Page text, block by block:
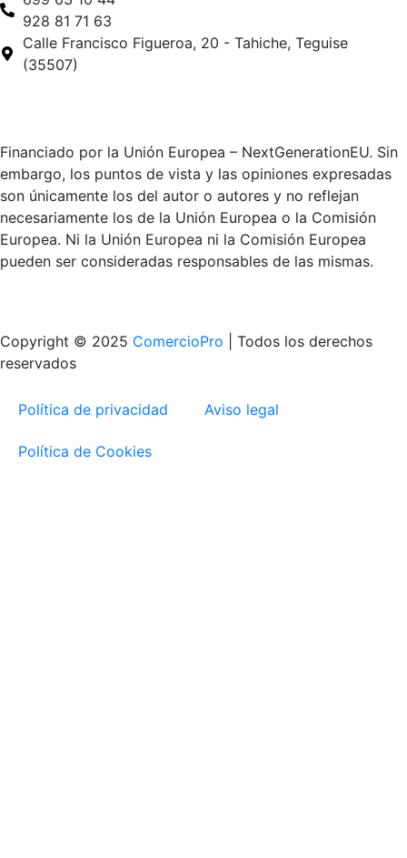
928 81 71 63
Calle Francisco Figueroa, 20 - Tahiche, Teguise
(35507)
Financiado por la Unión Europea – NextGenerationEU. Sin
embargo, los puntos de vista y las opiniones expresadas
son únicamente los del autor o autores y no reflejan
necesariamente los de la Unión Europea o la Comisión
Europea. Ni la Unión Europea ni la Comisión Europea
pueden ser consideradas responsables de las mismas.
Copyright © 2025 ComercioPro | Todos los derechos
reservados
Política de privacidad Aviso legal
Política de Cookies